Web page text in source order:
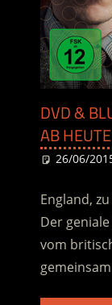
DVD &
AB HEUTE
26/06/
England,
Der
vom